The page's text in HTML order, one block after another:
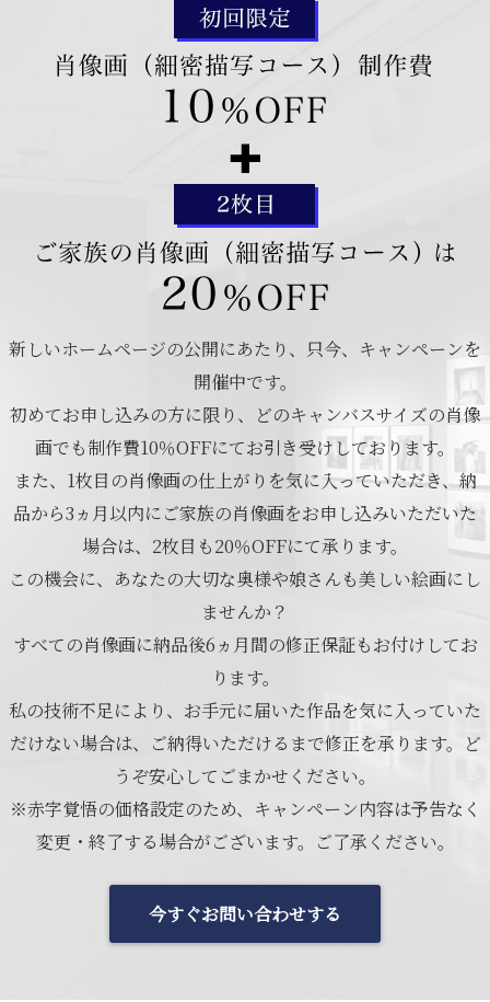
新しいホームページの公開にあたり、只今、キャンペーンを
開催中です。
初めてお申し込みの方に限り、どのキャンバスサイズの肖像
画でも制作費10％OFFにてお引き受けしております。
また、1枚目の肖像画の仕上がりを気に入っていただき、納
品から3ヵ月以内にご家族の肖像画をお申し込みいただいた
場合は、2枚目も20％OFFにて承ります。
この機会に、あなたの大切な奥様や娘さんも美しい絵画にし
ませんか？
すべての肖像画に納品後6ヵ月間の修正保証もお付けしてお
ります。
私の技術不足により、お手元に届いた作品を気に入っていた
だけない場合は、ご納得いただけるまで修正を承ります。ど
うぞ安心してごまかせください。
※赤字覚悟の価格設定のため、キャンペーン内容は予告なく
変更・終了する場合がございます。ご了承ください。
今すぐお問い合わせする